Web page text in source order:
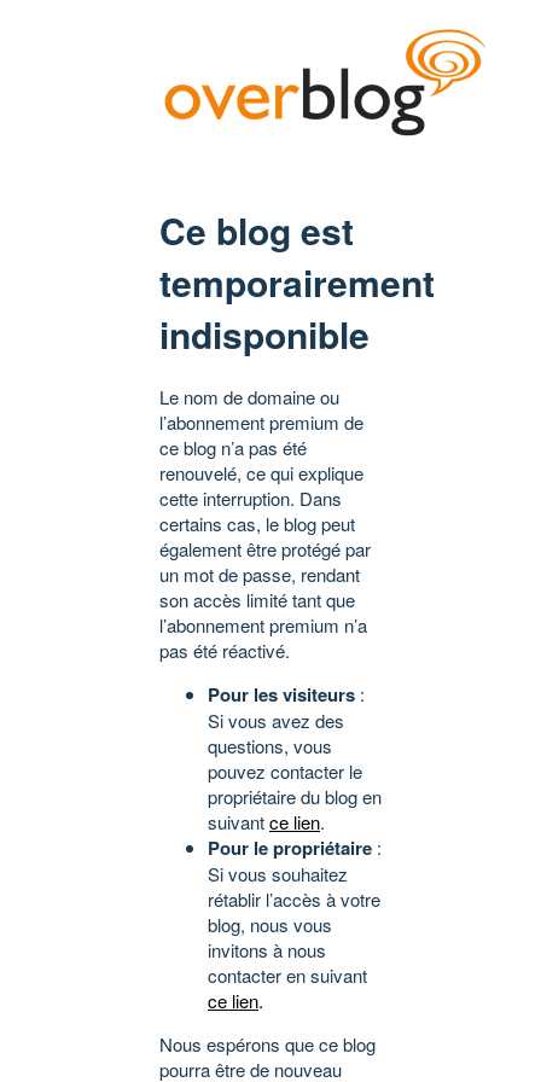
Ce blog est
temporairement
indisponible
Le nom de domaine ou
l’abonnement premium de
ce blog n’a pas été
renouvelé, ce qui explique
cette interruption. Dans
certains cas, le blog peut
également être protégé par
un mot de passe, rendant
son accès limité tant que
l’abonnement premium n’a
pas été réactivé.
Pour les visiteurs :
Si vous avez des
questions, vous
pouvez contacter le
propriétaire du blog en
suivantce lien.
Pour le propriétaire :
Si vous souhaitez
rétablir l’accès à votre
blog, nous vous
invitons à nous
contacter en suivant
ce lien.
Nous espérons que ce blog
pourra être de nouveau